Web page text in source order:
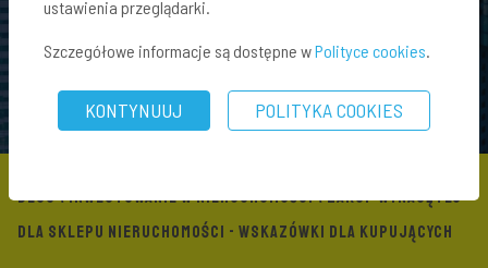
BLOG\INWESTOWANIE W NIERUCHOMOŚCI\ ZAKUP WYNAJĘTEJ
DLA SKLEPU NIERUCHOMOŚCI - WSKAZÓWKI DLA KUPUJĄCYCH
ustawienia przeglądarki.
Szczegółowe informacje są dostępne wPolityce cookies.
KONTYNUUJ POLITYKA COOKIES